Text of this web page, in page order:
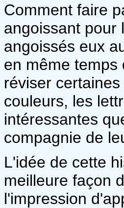
Comment faire
angoissant pour
angoissés eux
en même temps
réviser
couleurs, les
intéressantes
compagnie de
L'idée de cette
meilleure façon
l'impression